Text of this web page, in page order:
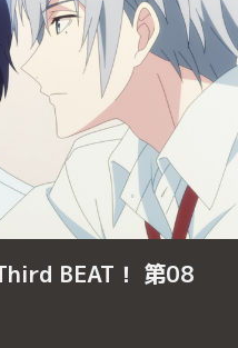
BEAT！ 第08